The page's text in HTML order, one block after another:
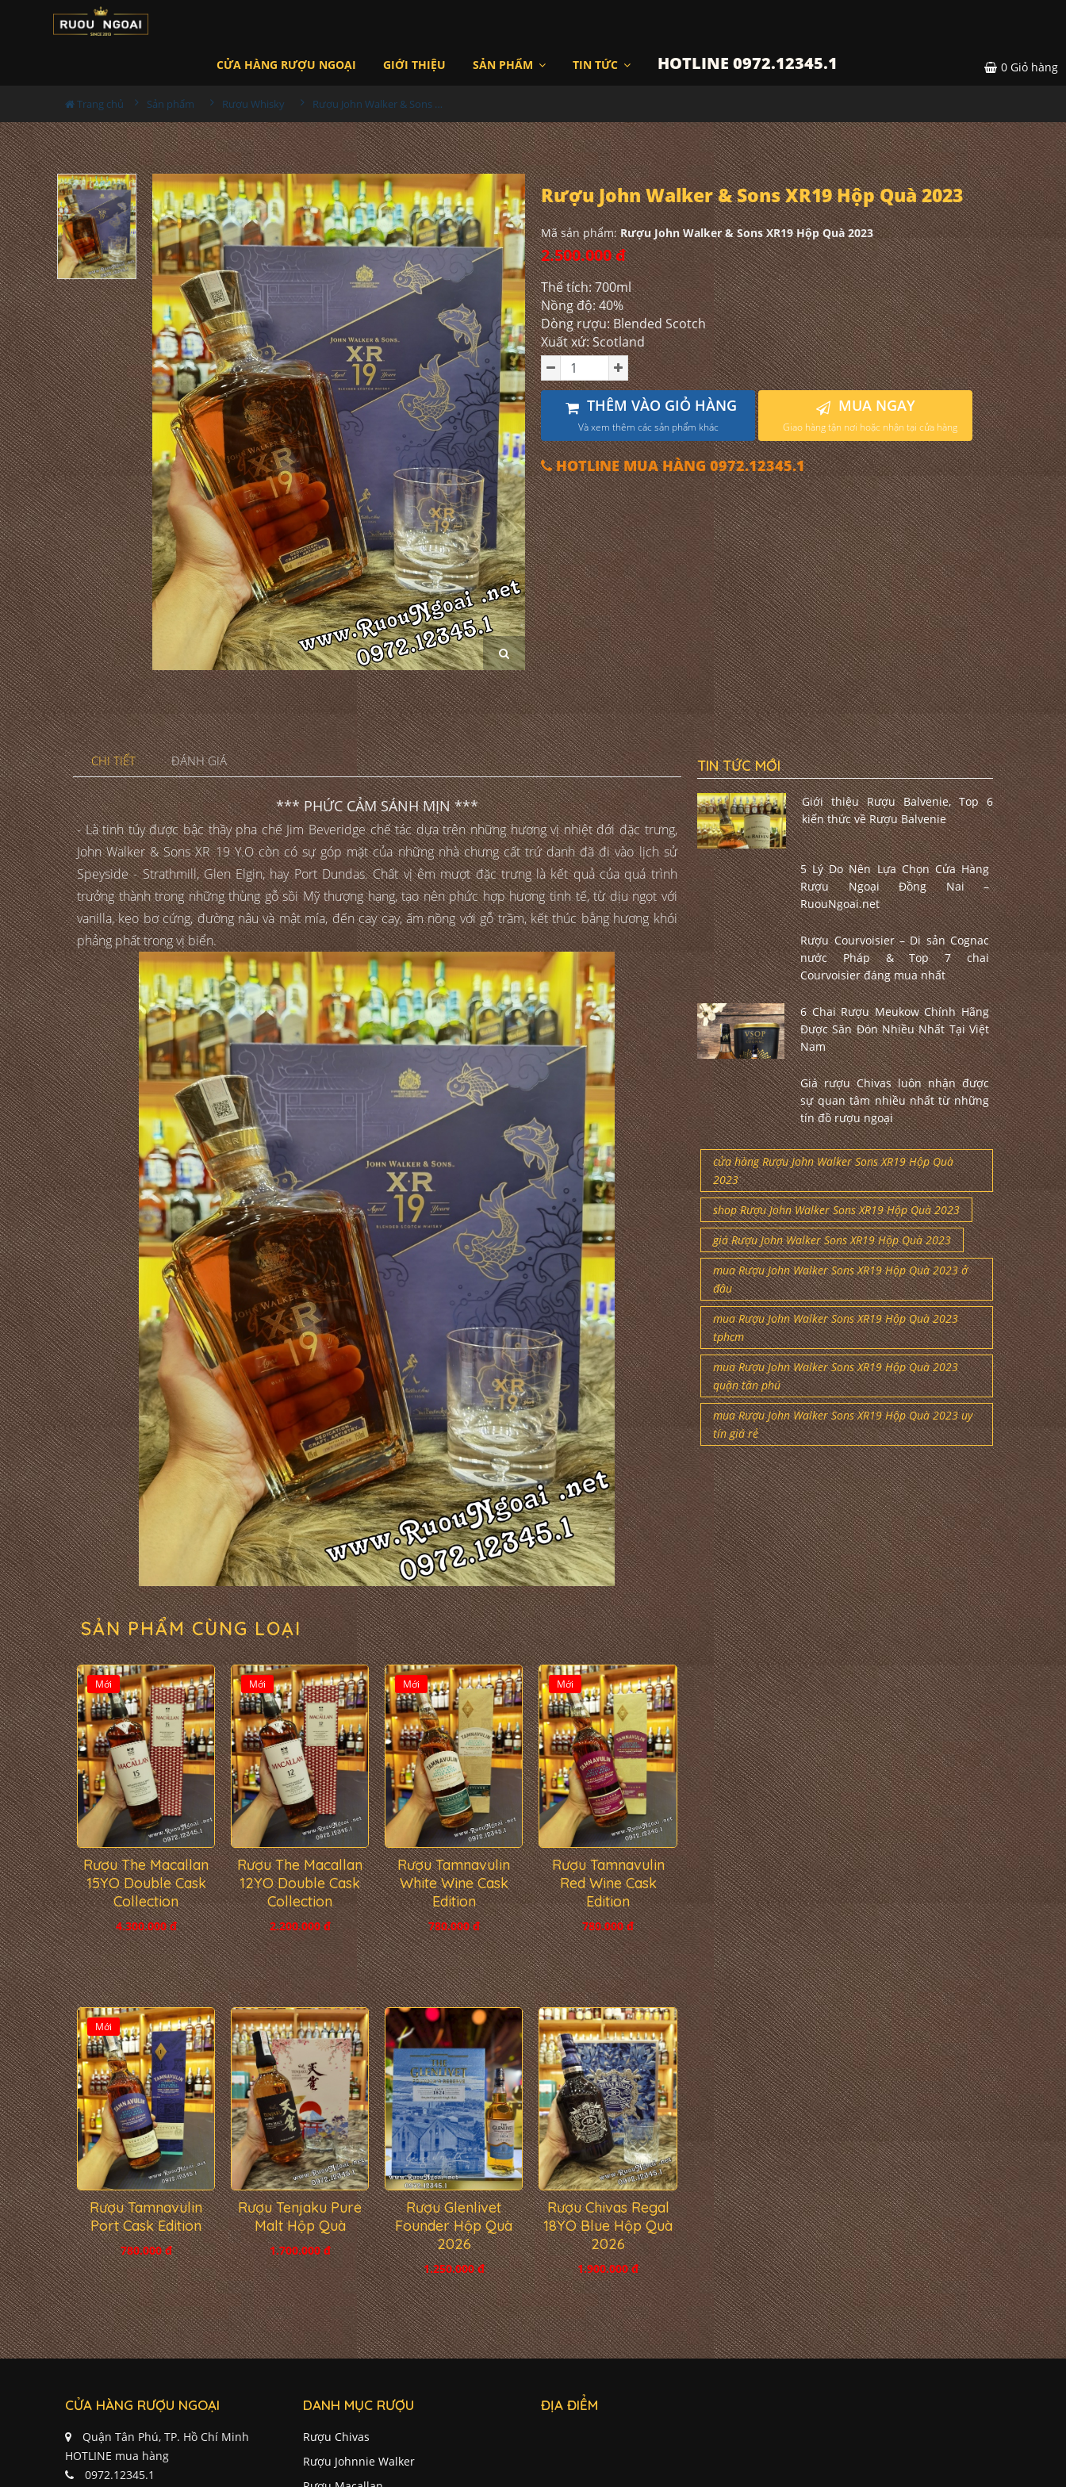
CỬA HÀNG RƯỢU NGOẠI GIỚI THIỆU SẢN PHẨM TIN TỨC HOTLINE 0972.12345.1 0 Giỏ hàng
Trang chủ Sản phẩm Rượu Whisky Rượu John Walker & Sons XR19 Hộp Quà 2023
Rượu John Walker & Sons XR19 Hộp Quà 2023
Mã sản phẩm:Rượu John Walker & Sons XR19 Hộp Quà 2023
2.500.000 đ
Thể tích: 700ml
Nồng độ: 40%
Dòng rượu: Blended Scotch
Xuất xứ: Scotland
THÊM VÀO GIỎ HÀNG
Và xem thêm các sản phẩm khác
MUA NGAY
Giao hàng tận nơi hoặc nhận tại cửa hàng
HOTLINE MUA HÀNG 0972.12345.1
CHI TIẾT ĐÁNH GIÁ
*** PHỨC CẢM SÁNH MỊN ***
- Là tinh túy được bậc thầy pha chế Jim Beveridge chế tác dựa trên những hương vị nhiệt đới đặc trưng,
John Walker & Sons XR 19 Y.O còn có sự góp mặt của những nhà chưng cất trứ danh đã đi vào lịch sử
Speyside - Strathmill, Glen Elgin, hay Port Dundas. Chất vị êm mượt đặc trưng là kết quả của quá trình
trưởng thành trong những thùng gỗ sồi Mỹ thượng hạng, tạo nên phức hợp hương tinh tế, từ dịu ngọt với
vanilla, kẹo bơ cứng, đường nâu và mật mía, đến cay cay, ấm nồng với gỗ trầm, kết thúc bằng hương khói
phảng phất trong vị biển.
SẢN PHẨM CÙNG LOẠI
Mới
Rượu The Macallan
15YO Double Cask
Collection
4.300.000 đ
Mới
Rượu The Macallan
12YO Double Cask
Collection
2.200.000 đ
Mới
Rượu Tamnavulin
White Wine Cask
Edition
780.000 đ
Mới
Rượu Tamnavulin
Red Wine Cask
Edition
780.000 đ
Mới
Rượu Tamnavulin
Port Cask Edition
780.000 đ
Rượu Tenjaku Pure
Malt Hộp Quà
1.700.000 đ
Rượu Glenlivet
Founder Hộp Quà
2026
1.250.000 đ
Rượu Chivas Regal
18YO Blue Hộp Quà
2026
1.900.000 đ
TIN TỨC MỚI
Giới thiệu Rượu Balvenie, Top 6
kiến thức về Rượu Balvenie
5 Lý Do Nên Lựa Chọn Cửa Hàng
Rượu Ngoại Đồng Nai –
RuouNgoai.net
Rượu Courvoisier – Di sản Cognac
nước Pháp & Top 7 chai
Courvoisier đáng mua nhất
6 Chai Rượu Meukow Chính Hãng
Được Săn Đón Nhiều Nhất Tại Việt
Nam
Giá rượu Chivas luôn nhận được
sự quan tâm nhiều nhất từ những
tín đồ rượu ngoại
cửa hàng Rượu John Walker Sons XR19 Hộp Quà
2023
shop Rượu John Walker Sons XR19 Hộp Quà 2023
giá Rượu John Walker Sons XR19 Hộp Quà 2023
mua Rượu John Walker Sons XR19 Hộp Quà 2023 ở
đâu
mua Rượu John Walker Sons XR19 Hộp Quà 2023
tphcm
mua Rượu John Walker Sons XR19 Hộp Quà 2023
quận tân phú
mua Rượu John Walker Sons XR19 Hộp Quà 2023 uy
tín giá rẻ
CỬA HÀNG RƯỢU NGOẠI
Quận Tân Phú, TP. Hồ Chí Minh
HOTLINE mua hàng
0972.12345.1
DANH MỤC RƯỢU
Rượu Chivas
Rượu Johnnie Walker
ĐỊA ĐIỂM